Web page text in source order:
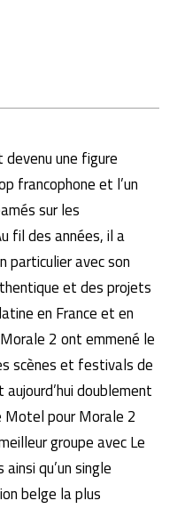
une figure
francophone et l’un
sur les
fil des années, il a
particulier avec son
et des projets
en France et en
2 ont emmené le
scènes et festivals de
doublement
Motel pour Morale 2
groupe avec Le
qu’un single
belge la plus